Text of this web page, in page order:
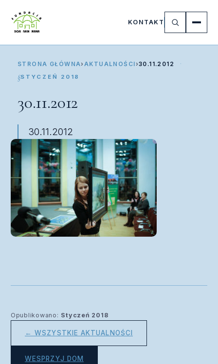
KONTAKT
STRONA GŁÓWNA› AKTUALNOŚCI ›30.11.2012
STYCZEŃ 2018
30.11.2012
30.11.2012
Opublikowano: Styczeń 2018
← WSZYSTKIE AKTUALNOŚCI
WESPRZYJ DOM